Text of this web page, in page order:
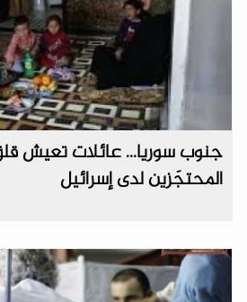
جنوب سوريا... عائلات تعيش قلق
المحتجَزين لدى إسرائيل